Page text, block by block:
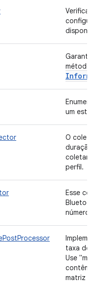
método
um
O
duração
coletar
perfil.
Esse
número
taxa de
Use
contêm
matriz